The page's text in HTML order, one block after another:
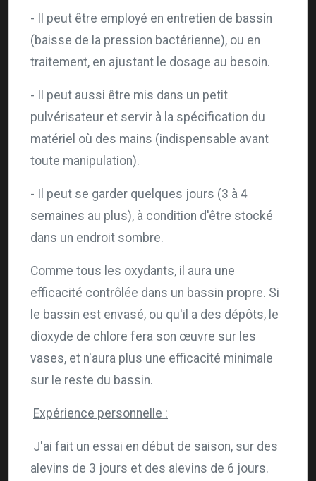
- Il peut être employé en entretien de bassin
(baisse de la pression bactérienne), ou en
traitement, en ajustant le dosage au besoin.
- Il peut aussi être mis dans un petit
pulvérisateur et servir à la spécification du
matériel où des mains (indispensable avant
toute manipulation).
- Il peut se garder quelques jours (3 à 4
semaines au plus), à condition d'être stocké
dans un endroit sombre.
Comme tous les oxydants, il aura une
efficacité contrôlée dans un bassin propre. Si
le bassin est envasé, ou qu'il a des dépôts, le
dioxyde de chlore fera son œuvre sur les
vases, et n'aura plus une efficacité minimale
sur le reste du bassin.
Expérience personnelle :
J'ai fait un essai en début de saison, sur des
alevins de 3 jours et des alevins de 6 jours.